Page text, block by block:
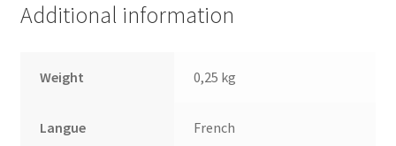
Additional information
Weight 0,25 kg
Langue French